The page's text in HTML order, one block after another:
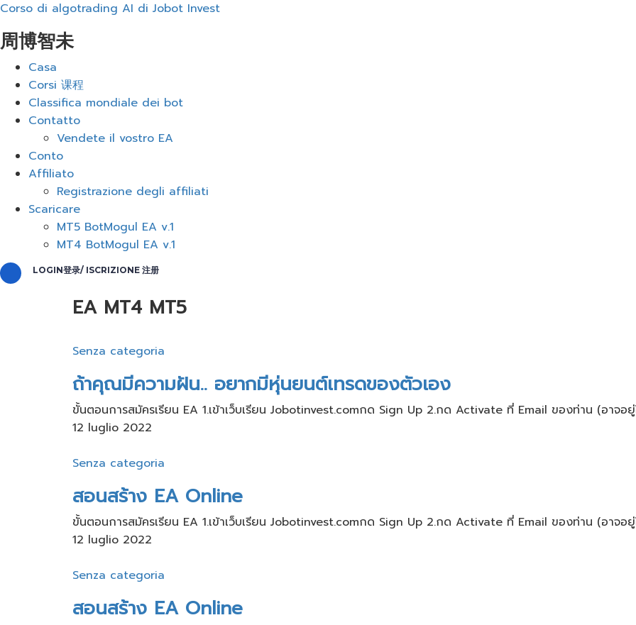
Corso di algotrading AI di Jobot Invest
周博智未
MenuCasa
Corsi 课程
Classifica mondiale dei bot
Contatto
Vendete il vostro EA
Conto
Affiliato
Registrazione degli affiliati
Scaricare
MT5 BotMogul EA v.1
MT4 BotMogul EA v.1
LOGIN登录/ ISCRIZIONE 注册
EA MT4 MT5
Senza categoria
ถ้าคุณมีความฝัน.. อยากมีหุ่นยนต์เทรดของตัวเอง
ขั้นตอนการสมัครเรียน​ EA 1.เข้าเว็บ​เรียน Jobotinvest.comกด Sign Up 2.กด Activate ที่ Email ของท่าน​ (อาจอยู่
12 luglio 2022
Senza categoria
สอนสร้าง EA Online
ขั้นตอนการสมัครเรียน​ EA 1.เข้าเว็บ​เรียน Jobotinvest.comกด Sign Up 2.กด Activate ที่ Email ของท่าน​ (อาจอยู่
12 luglio 2022
Senza categoria
สอนสร้าง EA Online